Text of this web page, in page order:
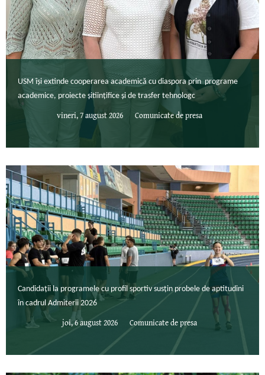
USM își extinde cooperarea academică cu diaspora prin programe
academice, proiecte șitiințifice și de trasfer tehnologc
vineri, 7 august 2026 Comunicate de presa
Candidații la programele cu profil sportiv susțin probele de aptitudini
în cadrul Admiterii 2026
joi, 6 august 2026 Comunicate de presa